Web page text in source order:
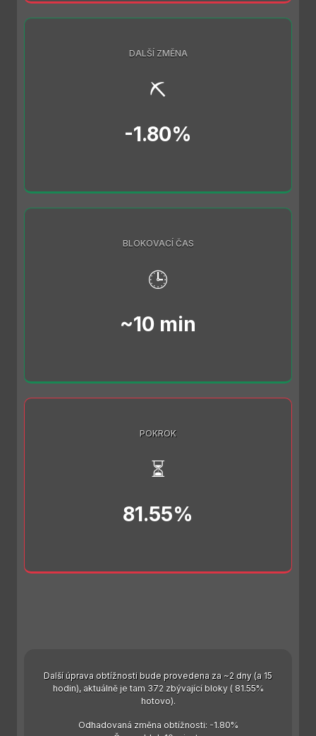
DALŠÍ ZMĚNA
⛏️
-1.80%
BLOKOVACÍ ČAS
🕒
~10 min
POKROK
⏳
81.55%
Další úprava obtížnosti bude provedena za ~2 dny (a 15
hodin), aktuálně je tam 372 zbývající bloky ( 81.55%
hotovo).
Odhadovaná změna obtížnosti: -1.80%